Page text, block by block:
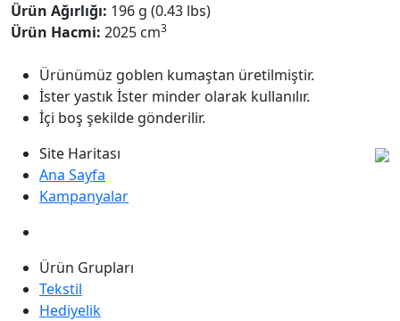
Ürün Ağırlığı: 196 g (0.43 lbs)
Ürün Hacmi: 2025 cm3
Ürünümüz goblen kumaştan üretilmiştir.
İster yastık İster minder olarak kullanılır.
İçi boş şekilde gönderilir.
Site Haritası
Ana Sayfa
Kampanyalar
Ürün Grupları
Tekstil
Hediyelik